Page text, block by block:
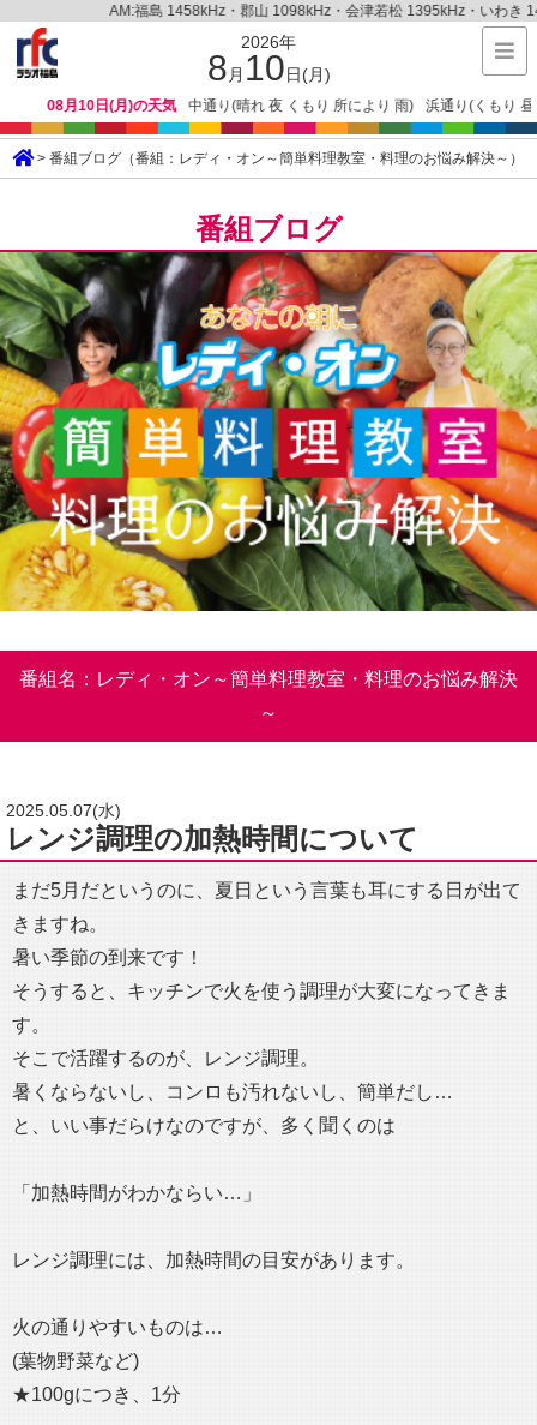
AM:福島 1458kHz・郡山 1098kHz・会津若松 1395kHz・いわき 1431kHz
2026年
8 月 10日(月)
中通り(晴れ 夜 くもり 所により 雨) 浜通り(くもり 昼過ぎ 晴れ 所により
> 番組ブログ（番組：レディ・オン～簡単料理教室・料理のお悩み解決～）
番組ブログ
番組名：レディ・オン～簡単料理教室・料理のお悩み解決
～
2025.05.07(水)
レンジ調理の加熱時間について
まだ5月だというのに、夏日という言葉も耳にする日が出て
きますね。
暑い季節の到来です！
そうすると、キッチンで火を使う調理が大変になってきま
す。
そこで活躍するのが、レンジ調理。
暑くならないし、コンロも汚れないし、簡単だし…
と、いい事だらけなのですが、多く聞くのは
「加熱時間がわかならい…」
レンジ調理には、加熱時間の目安があります。
火の通りやすいものは…
(葉物野菜など)
★100gにつき、1分